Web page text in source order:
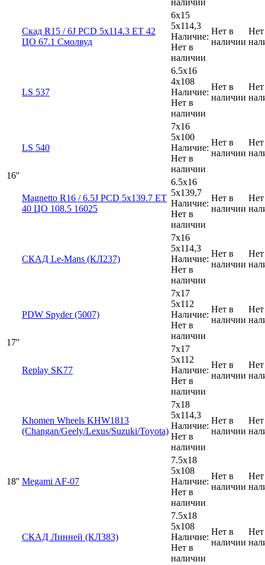
наличии
Скад R15 / 6J PCD 5x114.3 ЕТ 42
ЦО 67.1 Смолвуд
6x15
5x114,3
Наличие:
Нет в
наличии
Нет в
наличии
16''
LS 537
6.5x16
4x108
Наличие:
Нет в
наличии
Нет в
наличии
LS 540
7x16
5x100
Наличие:
Нет в
наличии
Нет в
наличии
Magnetto R16 / 6.5J PCD 5x139.7 ЕТ
40 ЦО 108.5 16025
6.5x16
5x139,7
Наличие:
Нет в
наличии
Нет в
наличии
СКАД Le-Mans (КЛ237)
7x16
5x114,3
Наличие:
Нет в
наличии
Нет в
наличии
17''
PDW Spyder (5007)
7x17
5x112
Наличие:
Нет в
наличии
Нет в
наличии
Replay SK77
7x17
5x112
Наличие:
Нет в
наличии
Нет в
наличии
18''
Khomen Wheels KHW1813
(Changan/Geely/Lexus/Suzuki/Toyota)
7x18
5x114,3
Наличие:
Нет в
наличии
Нет в
наличии
Megami AF-07
7.5x18
5x108
Наличие:
Нет в
наличии
Нет в
наличии
СКАД Линней (КЛ383)
7.5x18
5x108
Наличие:
Нет в
наличии
Нет в
наличии